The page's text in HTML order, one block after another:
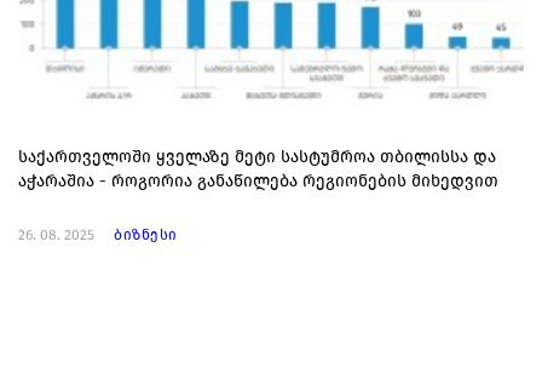
საქართველოში ყველაზე მეტი სასტუმროა თბილისსა და
აჭარაშია - როგორია განაწილება რეგიონების მიხედვით
26. 08. 2025 ბიზნესი